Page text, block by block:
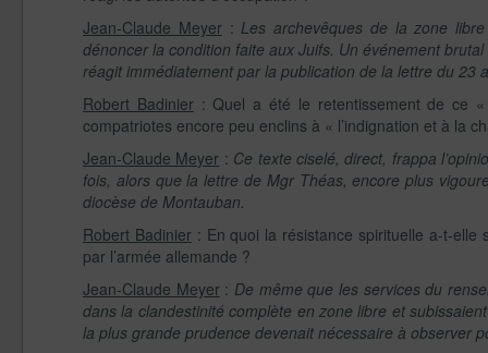
Jean-Claude Meyer:Les archevêques de la zone
dénoncer la condition faite aux Juifs. Un événement
réagit immédiatement par la publication de la lettre du 23
Robert Badinier: Quel a été le retentissement de ce «
compatriotes encore peu enclins à « l’indignation et à la
Jean-Claude Meyer : Ce texte ciselé, direct, frappa
fois, alors que la lettre de Mgr Théas, encore plus
diocèse de Montauban.
Robert Badinier: En quoi la résistance spirituelle a-t-elle
par l’armée allemande ?
Jean-Claude Meyer: De même que les services du
dans la clandestinité complète en zone libre et
la plus grande prudence devenait nécessaire à observer